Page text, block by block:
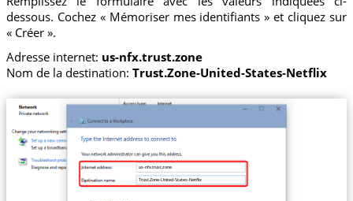
dessous. Cochez « Mémoriser mes identifiants » et cliquez sur
« Créer ».
Adresse internet: us-nfx.trust.zone
Nom de la destination: Trust.Zone-United-States-Netflix
us-nfx.trust.zone
Trust.Zone-United-States-Netflix